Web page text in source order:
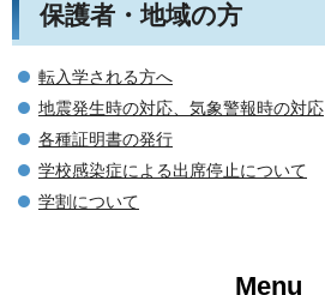
保護者・地域の方
転入学される方へ
地震発生時の対応、気象警報時の対応
各種証明書の発行
学校感染症による出席停止について
学割について
Menu